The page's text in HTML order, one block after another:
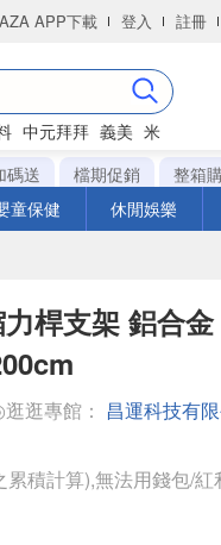
APP下載 登入 註冊
中元拜拜 義美 米
碼送 檔期促銷 整箱
童保健 休閒娛樂
桿支架 鋁合
逛專館： 昌運科技有
積計算),無法用錢包/紅